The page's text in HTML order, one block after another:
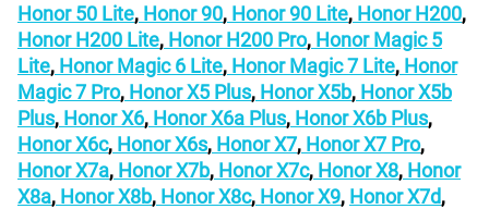
Honor 50 Lite, Honor 90, Honor 90 Lite, Honor H200,
Honor H200 Lite, Honor H200 Pro, Honor Magic 5
Lite, Honor Magic 6 Lite, Honor Magic 7 Lite, Honor
Magic 7 Pro, Honor X5 Plus, Honor X5b, Honor X5b
Plus, Honor X6, Honor X6a Plus, Honor X6b Plus,
Honor X6c, Honor X6s, Honor X7, Honor X7 Pro,
Honor X7a, Honor X7b, Honor X7c, Honor X8, Honor
X8a, Honor X8b, Honor X8c, Honor X9, Honor X7d,